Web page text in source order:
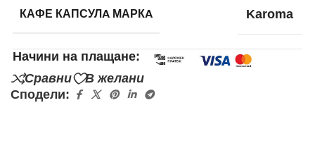
КАФЕ КАПСУЛA МАРКA Karoma
Начини на плащане:
Сравни
В желани
Сподели: